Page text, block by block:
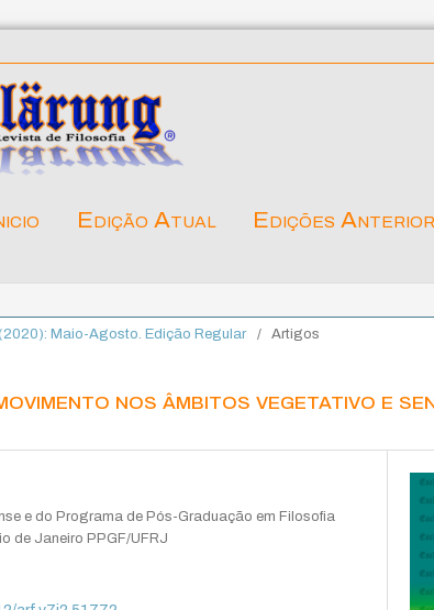
Edição Atual Edições
(2020): Maio-Agosto. Edição Regular / Artigos
nos âmbitos vegetativo e
e do Programa de Pós-Graduação em Filosofia
de Janeiro PPGF/UFRJ